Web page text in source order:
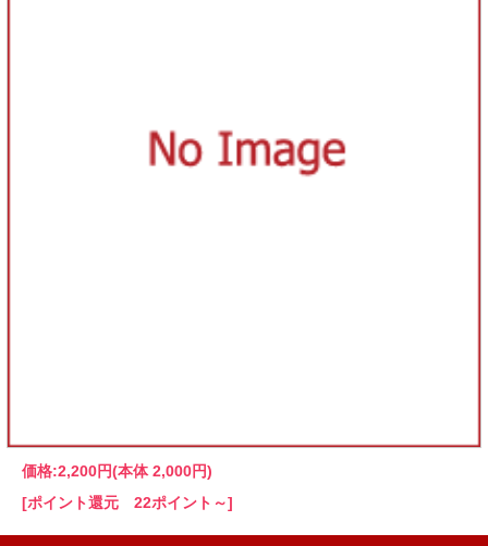
価格:2,200円(本体 2,000円)
[ポイント還元 22ポイント～]